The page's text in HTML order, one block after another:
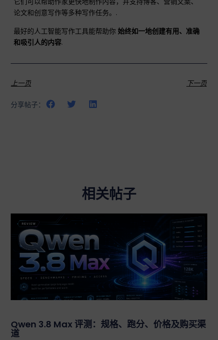
论文和创意写作等多种写作任务。.
最好的人工智能写作工具能帮助你始终如一地创建有用、准确
和吸引人的内容.
上一页 下一页
分享帖子：
相关帖子
Qwen 3.8 Max 评测：规格、跑分、价格及购买渠
道